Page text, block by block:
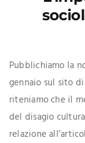
Pubblichiamo la
gennaio sul sito
riteniamo che il
del disagio
relazione